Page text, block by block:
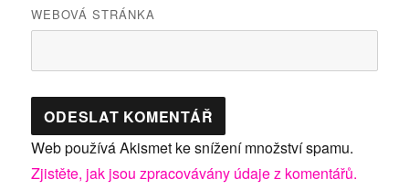
WEBOVÁ STRÁNKA
Web používá Akismet ke snížení množství spamu.
Zjistěte, jak jsou zpracovávány údaje z komentářů.